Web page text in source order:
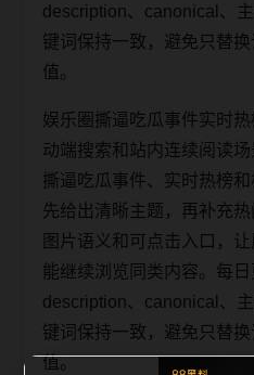
description、canonical、
键词保持一致，避免只替
值。
娱乐圈撕逼吃瓜事件实时
动端搜索和站内连续阅读
撕逼吃瓜事件、实时热榜
先给出清晰主题，再补充热
图片语义和可点击入口，
能继续浏览同类内容。每日
description、canonical、
键词保持一致，避免只替
值。